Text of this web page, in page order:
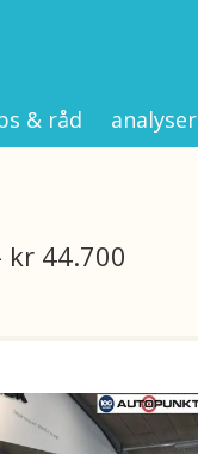
& råd analyser
44.700